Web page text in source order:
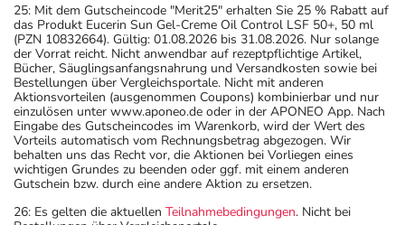
25: Mit dem Gutscheincode "Merit25" erhalten Sie 25 % Rabatt auf
das Produkt Eucerin Sun Gel-Creme Oil Control LSF 50+, 50 ml
(PZN 10832664). Gültig: 01.08.2026 bis 31.08.2026. Nur solange
der Vorrat reicht. Nicht anwendbar auf rezeptpflichtige Artikel,
Bücher, Säuglingsanfangsnahrung und Versandkosten sowie bei
Bestellungen über Vergleichsportale. Nicht mit anderen
Aktionsvorteilen (ausgenommen Coupons) kombinierbar und nur
einzulösen unter www.aponeo.de oder in der APONEO App. Nach
Eingabe des Gutscheincodes im Warenkorb, wird der Wert des
Vorteils automatisch vom Rechnungsbetrag abgezogen. Wir
behalten uns das Recht vor, die Aktionen bei Vorliegen eines
wichtigen Grundes zu beenden oder ggf. mit einem anderen
Gutschein bzw. durch eine andere Aktion zu ersetzen.
26: Es gelten die aktuellen Teilnahmebedingungen. Nicht bei